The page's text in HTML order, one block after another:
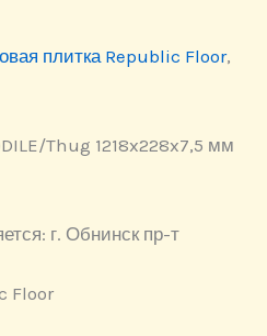
плитка Republic Floor,
Thug 1218x228x7,5 мм
г. Обнинск пр-т
Floor